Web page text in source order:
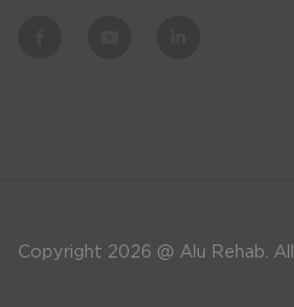
Copyright 2026 @ Alu Rehab.